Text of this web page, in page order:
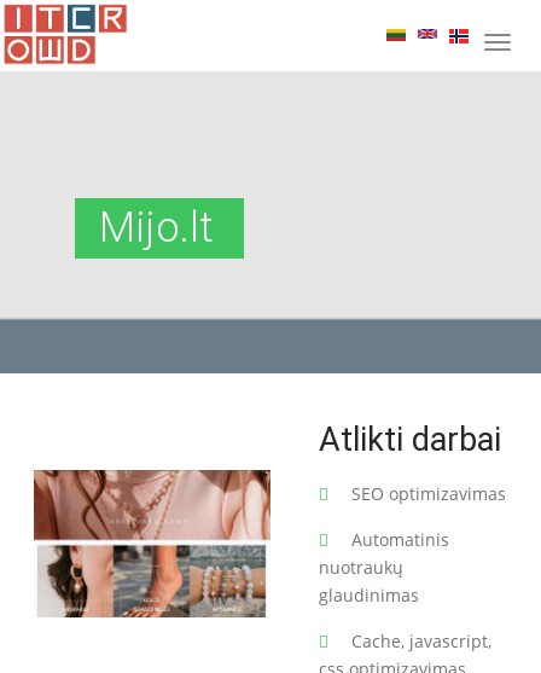
Mijo.lt
Atlikti darbai
SEO optimizavimas
Automatinis
nuotraukų
glaudinimas
Cache, javascript,